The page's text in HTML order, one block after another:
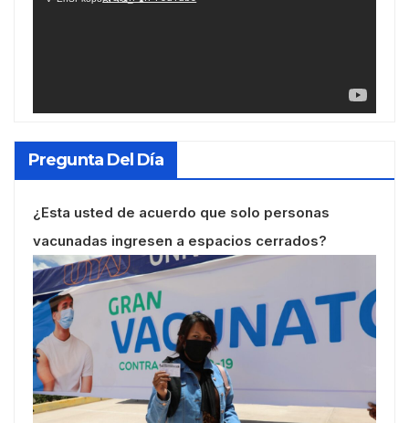
Pregunta Del Día
¿Esta usted de acuerdo que solo personas
vacunadas ingresen a espacios cerrados?